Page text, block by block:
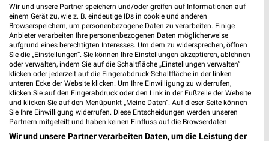
...da, wo Gutes einfach günstiger ist!
Gültig von 15. Aug. bis 21. Aug.
📅 Kalendereintrag erstellen
PROSPEKT BLÄTTERN
AKTIONEN, RABATTE & GUTSCHEINE GRILLEN
Wir und unsere Partner speichern und/oder greifen auf Informationen auf
einem Gerät zu, wie z. B. eindeutige IDs in cookie und anderen
Browserspeichern, um personenbezogene Daten zu verarbeiten. Einige
Anbieter verarbeiten Ihre personenbezogenen Daten möglicherweise
aufgrund eines berechtigten Interesses. Um dem zu widersprechen, öffnen
Sie die „Einstellungen“. Sie können Ihre Einstellungen akzeptieren, ablehnen
oder verwalten, indem Sie auf die Schaltfläche „Einstellungen verwalten“
klicken oder jederzeit auf die Fingerabdruck-Schaltfläche in der linken
unteren Ecke der Website klicken. Um Ihre Einwilligung zu widerrufen,
klicken Sie auf den Fingerabdruck oder den Link in der Fußzeile der Website
und klicken Sie auf den Menüpunkt „Meine Daten“. Auf dieser Seite können
Sie Ihre Einwilligung widerrufen. Diese Entscheidungen werden unseren
Partnern mitgeteilt und haben keinen Einfluss auf die Browserdaten.
Wir und unsere Partner verarbeiten Daten, um die Leistung der